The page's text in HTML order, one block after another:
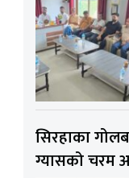
सिरहाका
ग्यासको चरम